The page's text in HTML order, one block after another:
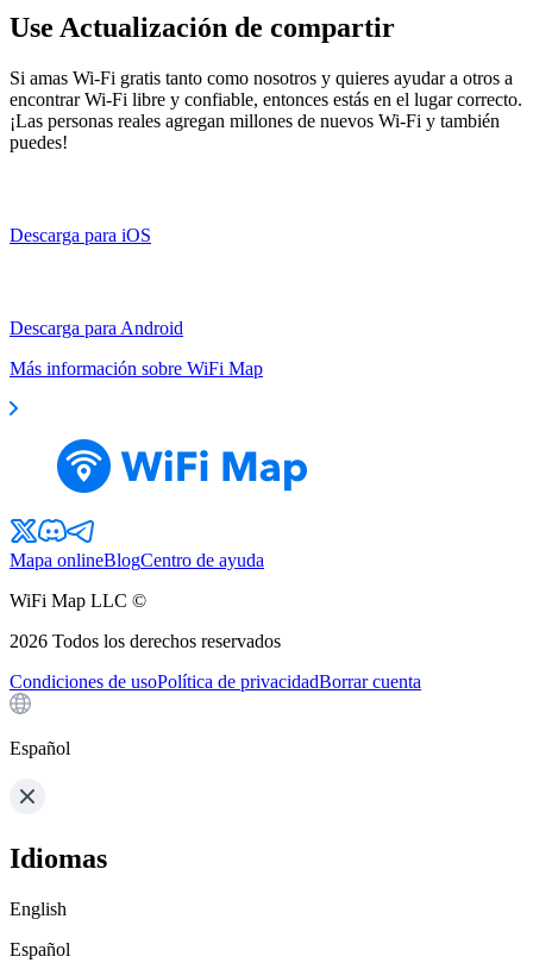
Use Actualización de compartir
Si amas Wi-Fi gratis tanto como nosotros y quieres ayudar a otros a
encontrar Wi-Fi libre y confiable, entonces estás en el lugar correcto.
¡Las personas reales agregan millones de nuevos Wi-Fi y también
puedes!
Descarga para iOS
Descarga para Android
Más información sobre WiFi Map
Mapa onlineBlogCentro de ayuda
WiFi Map LLC ©
2026 Todos los derechos reservados
Condiciones de usoPolítica de privacidadBorrar cuenta
Español
Idiomas
English
Español